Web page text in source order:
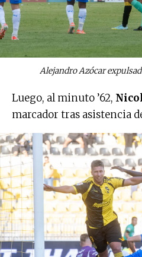
Alejandro Azócar
Luego, al minuto ’62,
marcador tras asistencia